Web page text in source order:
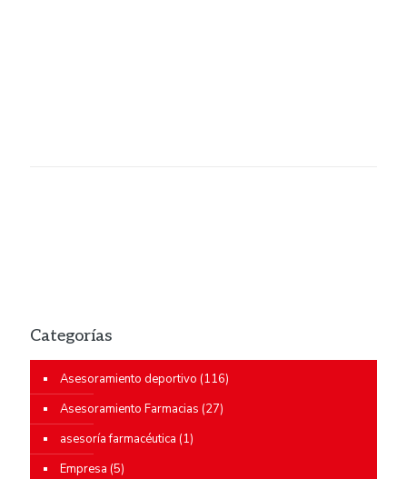
Categorías
Asesoramiento deportivo (116)
Asesoramiento Farmacias (27)
asesoría farmacéutica (1)
Empresa (5)